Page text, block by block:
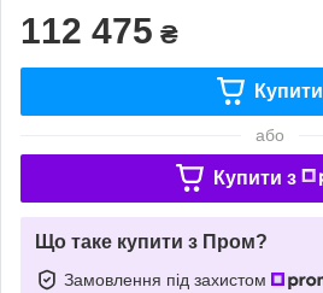
112 475 ₴
Купити
або
Купити з
Що таке купити з Пром?
Замовлення під захистом